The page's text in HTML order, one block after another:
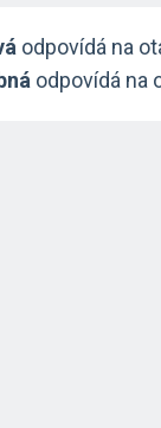
odpovídá na
odpovídá na